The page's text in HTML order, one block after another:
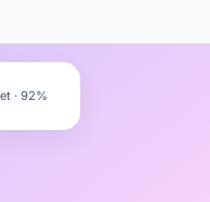
· 92%